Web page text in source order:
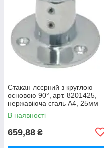
Стакан лєєрний з круглою
основою 90°, арт. 8201425,
нержавіюча сталь А4, 25мм
В наявності
659,88 ₴